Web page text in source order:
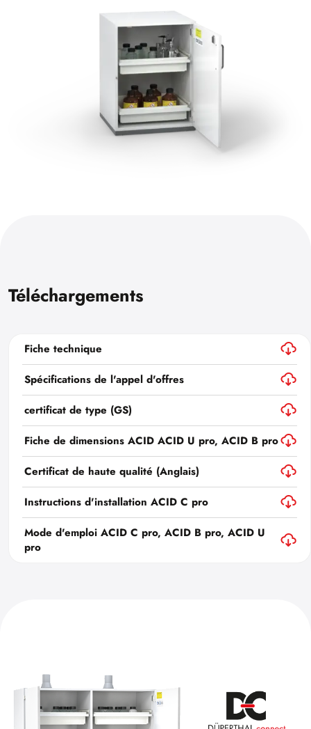
Téléchargements
Fiche technique
Spécifications de l'appel d'offres
certificat de type (GS)
Fiche de dimensions ACID ACID U pro, ACID B pro
Certificat de haute qualité (Anglais)
Instructions d'installation ACID C pro
Mode d'emploi ACID C pro, ACID B pro, ACID U
pro